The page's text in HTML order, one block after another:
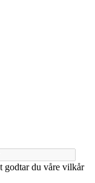
godtar du våre vilkår